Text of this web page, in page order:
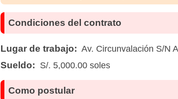
Condiciones del contrato
Lugar de trabajo: Av. Circunvalación S/N
Sueldo: S/. 5,000.00 soles
Como postular